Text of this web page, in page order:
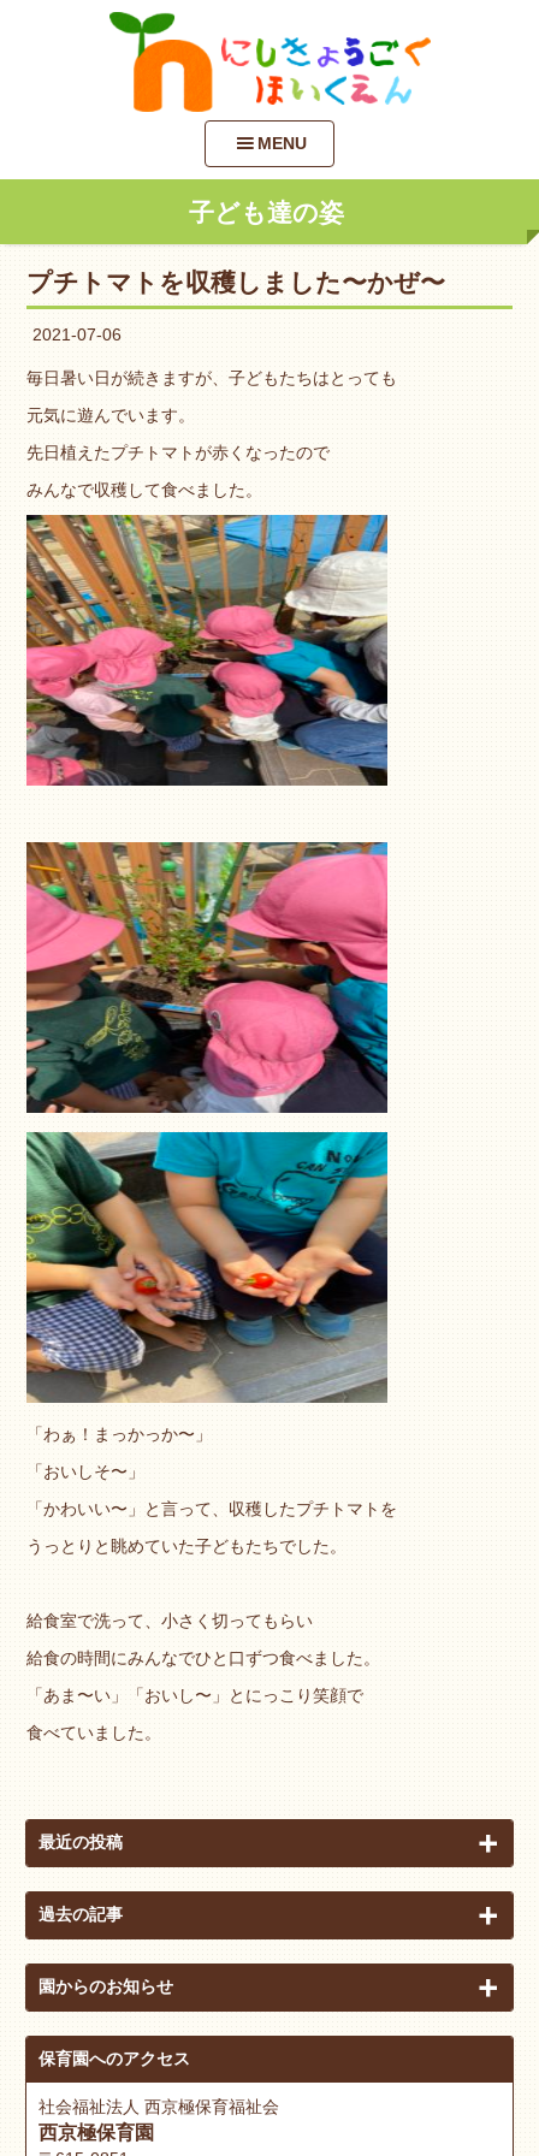
MENU
子ども達の姿
プチトマトを収穫しました〜かぜ〜
2021-07-06
毎日暑い日が続きますが、子どもたちはとっても
元気に遊んでいます。
先日植えたプチトマトが赤くなったので
みんなで収穫して食べました。
「わぁ！まっかっか〜」
「おいしそ〜」
「かわいい〜」と言って、収穫したプチトマトを
うっとりと眺めていた子どもたちでした。
給食室で洗って、小さく切ってもらい
給食の時間にみんなでひと口ずつ食べました。
「あま〜い」「おいし〜」とにっこり笑顔で
食べていました。
最近の投稿
過去の記事
園からのお知らせ
保育園へのアクセス
社会福祉法人 西京極保育福祉会
西京極保育園